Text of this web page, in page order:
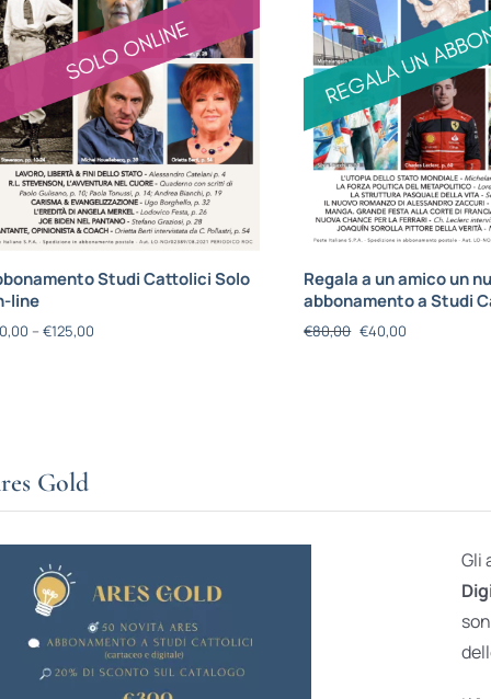
Studi Cattolici Solo
line
– €125,00
Regala a un amico un
abbonamento a Studi
€80,00 €40,00
Gold
Gli